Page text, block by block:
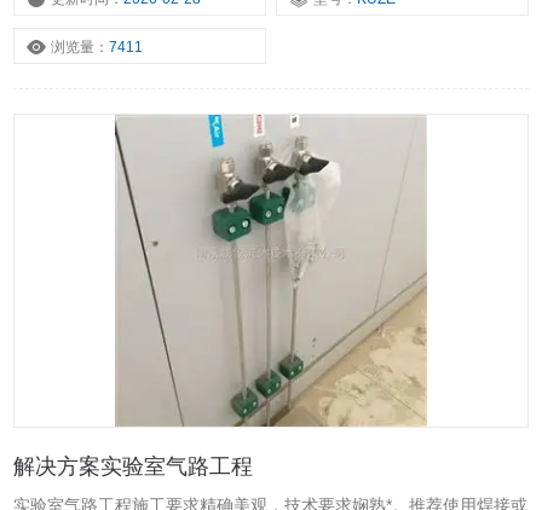
浏览量：7411
解决方案实验室气路工程
实验室气路工程施工要求精确美观，技术要求娴熟*。推荐使用焊接或